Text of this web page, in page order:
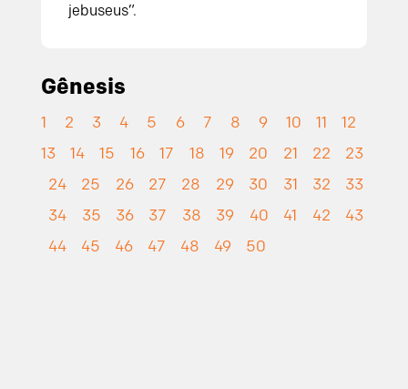
jebuseus”.
Gênesis
1 2 3 4 5 6 7 8 9 10 11
12
13
14 15 16 17 18 19 20 21 22
23
24
25 26 27 28 29 30 31 32
33
34
35 36 37 38 39 40 41 42
43
44
45 46 47 48 49 50